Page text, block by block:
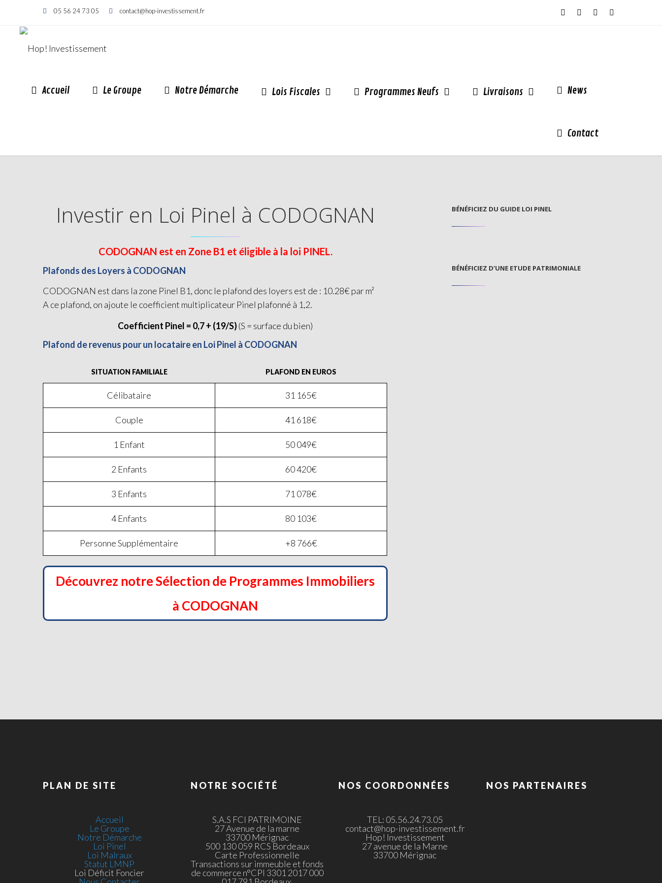
05 56 24 73 05 contact@hop-investissement.fr
Accueil Le Groupe Notre Démarche Lois Fiscales Programmes Neufs Livraisons News
Contact
Investir en Loi Pinel à CODOGNAN
CODOGNAN est en Zone B1 et éligible à la loi PINEL.
Plafonds des Loyers à CODOGNAN
CODOGNAN est dans la zone Pinel B1, donc le plafond des loyers est de : 10.28€ par m²
A ce plafond, on ajoute le coefficient multiplicateur Pinel plafonné à 1,2.
Coefficient Pinel = 0,7 + (19/S)(S = surface du bien)
Plafond de revenus pour un locataire en Loi Pinel à CODOGNAN
SITUATION FAMILIALE
Célibataire
Couple
1 Enfant
2 Enfants
3 Enfants
4 Enfants
Personne Supplémentaire
PLAFOND EN EUROS
31 165€
41 618€
50 049€
60 420€
71 078€
80 103€
+8 766€
Découvrez notre Sélection de Programmes Immobiliers
à CODOGNAN
BÉNÉFICIEZ DU GUIDE LOI PINEL
BÉNÉFICIEZ D’UNE ETUDE PATRIMONIALE
PLAN DE SITE
Accueil
Le Groupe
Notre Démarche
Loi Pinel
Loi Malraux
Statut LMNP
Loi Déficit Foncier
NOTRE SOCIÉTÉ
S.A.S FCI PATRIMOINE
27 Avenue de la marne
33700 Mérignac
500 130 059 RCS Bordeaux
Carte Professionnelle
Transactions sur immeuble et fonds
de commerce n°CPI 3301 2017 000
NOS COORDONNÉES
TEL: 05.56.24.73.05
contact@hop-investissement.fr
Hop! Investissement
27 avenue de la Marne
33700 Mérignac
NOS PARTENAIRES